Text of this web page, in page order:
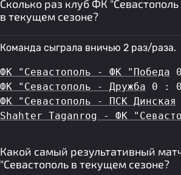
Сколько раз клуб ФК
в текущем сезоне?
Команда сыграла вничью 2 раз/раза.
ФК "Севастополь - ФК "Победа
ФК "Севастополь - Дружба 0 : 0
ФК "Севастополь - ПСК Динская
Shahter Taganrog - ФК
Какой самый результативный
"Севастополь в текущем сезоне?